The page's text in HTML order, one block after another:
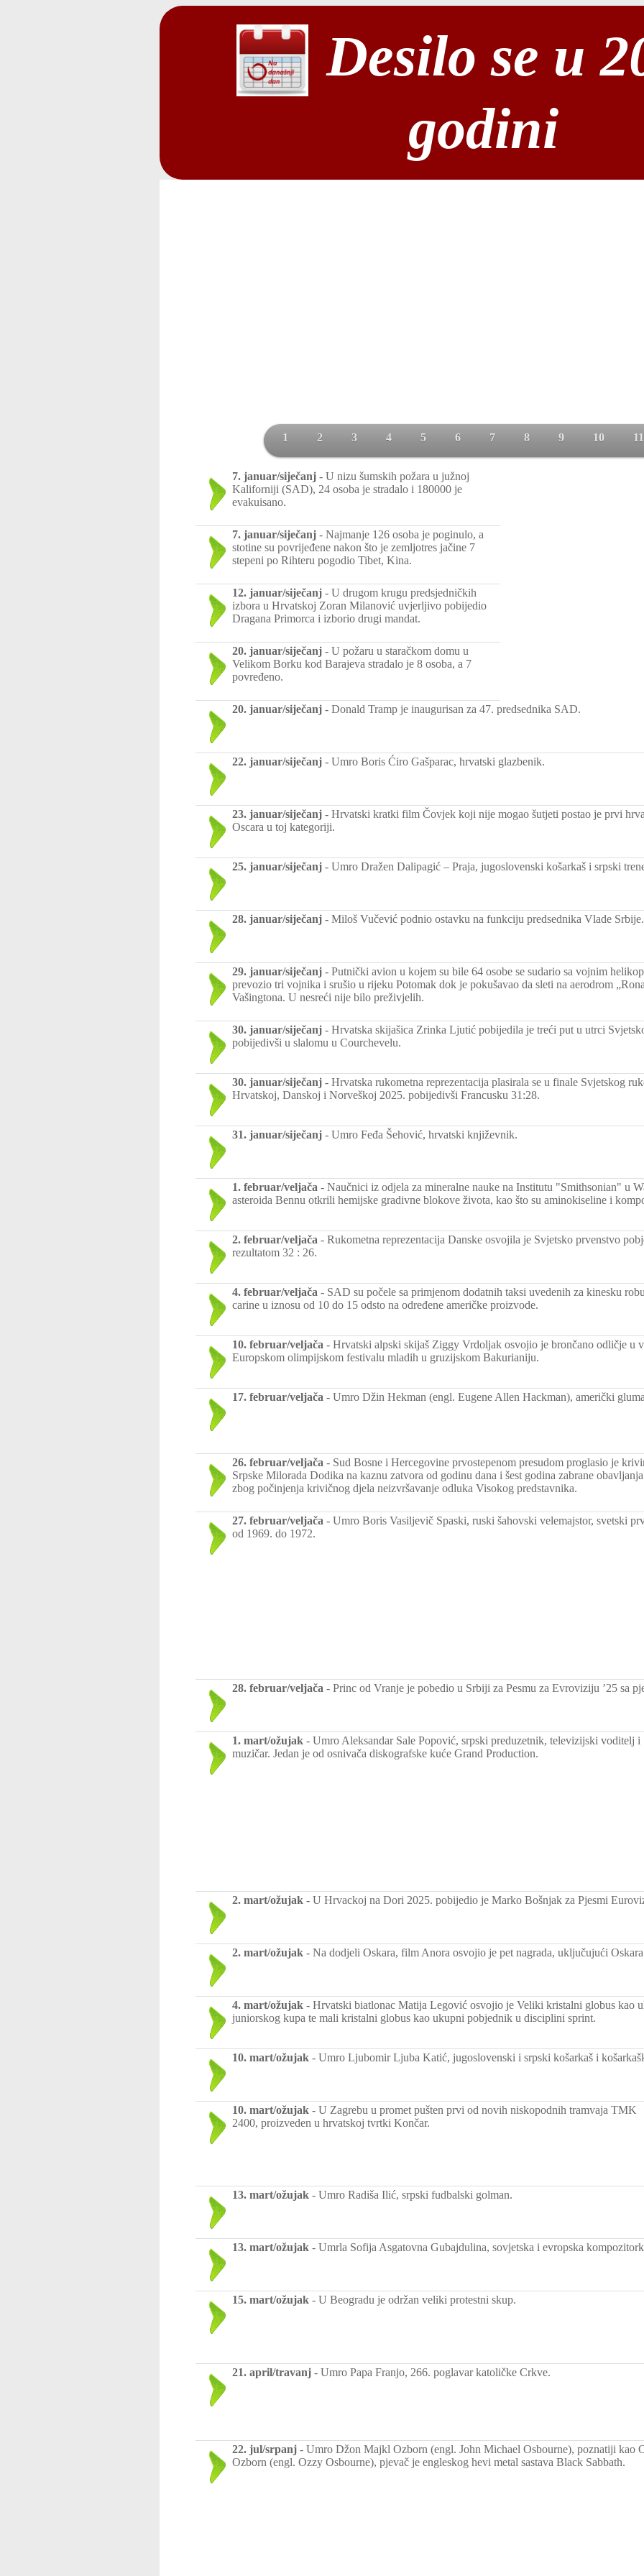
Desilo se u
godini
1 2 3 4 5 6 7 8 9 10 11
7. januar/siječanj - U nizu šumskih požara u južnoj
Kaliforniji (SAD), 24 osoba je stradalo i 180000 je
evakuisano.
7. januar/siječanj - Najmanje 126 osoba je poginulo, a
stotine su povrijeđene nakon što je zemljotres jačine 7
stepeni po Rihteru pogodio Tibet, Kina.
12. januar/siječanj - U drugom krugu predsjedničkih
izbora u Hrvatskoj Zoran Milanović uvjerljivo pobijedio
Dragana Primorca i izborio drugi mandat.
20. januar/siječanj - U požaru u staračkom domu u
Velikom Borku kod Barajeva stradalo je 8 osoba, a 7
povređeno.
20. januar/siječanj - Donald Tramp je inaugurisan za 47. predsednika SAD.
22. januar/siječanj - Umro Boris Ćiro Gašparac, hrvatski glazbenik.
23. januar/siječanj - Hrvatski kratki film Čovjek koji nije mogao šutjeti postao je prvi
Oscara u toj kategoriji.
25. januar/siječanj - Umro Dražen Dalipagić – Praja, jugoslovenski košarkaš i srpski
28. januar/siječanj - Miloš Vučević podnio ostavku na funkciju predsednika Vlade Srbije.
29. januar/siječanj - Putnički avion u kojem su bile 64 osobe se sudario sa vojnim
prevozio tri vojnika i srušio u rijeku Potomak dok je pokušavao da sleti na aerodrom
Vašingtona. U nesreći nije bilo preživjelih.
30. januar/siječanj - Hrvatska skijašica Zrinka Ljutić pobijedila je treći put u utrci
pobijedivši u slalomu u Courchevelu.
30. januar/siječanj - Hrvatska rukometna reprezentacija plasirala se u finale Svjetskog
Hrvatskoj, Danskoj i Norveškoj 2025. pobijedivši Francusku 31:28.
31. januar/siječanj - Umro Feđa Šehović, hrvatski književnik.
1. februar/veljača - Naučnici iz odjela za mineralne nauke na Institutu "Smithsonian" u
asteroida Bennu otkrili hemijske gradivne blokove života, kao što su aminokiseline i
2. februar/veljača - Rukometna reprezentacija Danske osvojila je Svjetsko prvenstvo
rezultatom 32 : 26.
4. februar/veljača - SAD su počele sa primjenom dodatnih taksi uvedenih za kinesku
carine u iznosu od 10 do 15 odsto na određene američke proizvode.
10. februar/veljača - Hrvatski alpski skijaš Ziggy Vrdoljak osvojio je brončano odličje u
Europskom olimpijskom festivalu mladih u gruzijskom Bakurianiju.
17. februar/veljača - Umro Džin Hekman (engl. Eugene Allen Hackman), američki
26. februar/veljača - Sud Bosne i Hercegovine prvostepenom presudom proglasio je
Srpske Milorada Dodika na kaznu zatvora od godinu dana i šest godina zabrane
zbog počinjenja krivičnog djela neizvršavanje odluka Visokog predstavnika.
27. februar/veljača - Umro Boris Vasiljevič Spaski, ruski šahovski velemajstor, svetski
od 1969. do 1972.
28. februar/veljača - Princ od Vranje je pobedio u Srbiji za Pesmu za Evroviziju ’25 sa
1. mart/ožujak - Umro Aleksandar Sale Popović, srpski preduzetnik, televizijski voditelj i
muzičar. Jedan je od osnivača diskografske kuće Grand Production.
2. mart/ožujak - U Hrvackoj na Dori 2025. pobijedio je Marko Bošnjak za Pjesmi
2. mart/ožujak - Na dodjeli Oskara, film Anora osvojio je pet nagrada, uključujući
4. mart/ožujak - Hrvatski biatlonac Matija Legović osvojio je Veliki kristalni globus kao
juniorskog kupa te mali kristalni globus kao ukupni pobjednik u disciplini sprint.
10. mart/ožujak - Umro Ljubomir Ljuba Katić, jugoslovenski i srpski košarkaš i
10. mart/ožujak - U Zagrebu u promet pušten prvi od novih niskopodnih tramvaja TMK
2400, proizveden u hrvatskoj tvrtki Končar.
13. mart/ožujak - Umro Radiša Ilić, srpski fudbalski golman.
13. mart/ožujak - Umrla Sofija Asgatovna Gubajdulina, sovjetska i evropska
15. mart/ožujak - U Beogradu je održan veliki protestni skup.
21. april/travanj - Umro Papa Franjo, 266. poglavar katoličke Crkve.
22. jul/srpanj - Umro Džon Majkl Ozborn (engl. John Michael Osbourne), poznatiji kao
Ozborn (engl. Ozzy Osbourne), pjevač je engleskog hevi metal sastava Black Sabbath.